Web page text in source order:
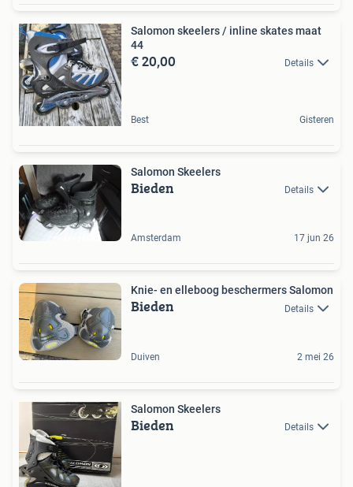
Salomon skeelers / inline skates maat
44
€ 20,00 Details
Best Gisteren
Salomon Skeelers
Bieden Details
Amsterdam 17 jun 26
Knie- en elleboog beschermers Salomon
Bieden Details
Duiven 2 mei 26
Salomon Skeelers
Bieden Details